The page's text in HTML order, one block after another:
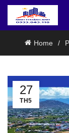
Home
27
TH5